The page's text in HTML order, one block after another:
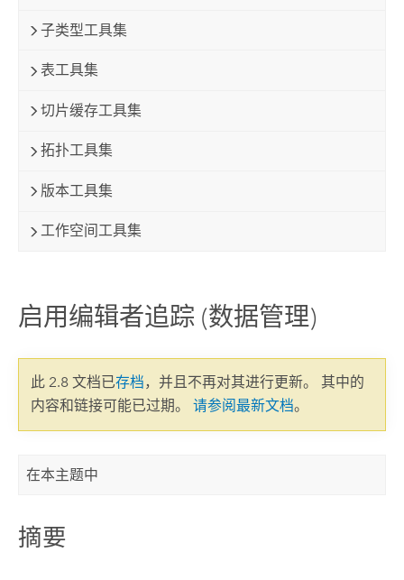
子类型工具集
表工具集
切片缓存工具集
拓扑工具集
版本工具集
工作空间工具集
启用编辑者追踪 (数据管理)
此 2.8 文档已存档，并且不再对其进行更新。 其中的
内容和链接可能已过期。 请参阅最新文档。
在本主题中
摘要